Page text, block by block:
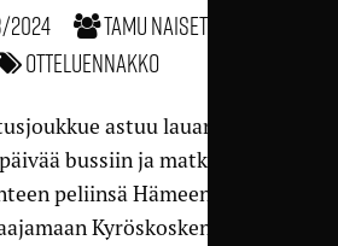
2024
TamU naiset
Otteluennakko
astuu lauantaina
bussiin ja matkustaa
peliinsä Hämeenkyrön
Kyröskosken